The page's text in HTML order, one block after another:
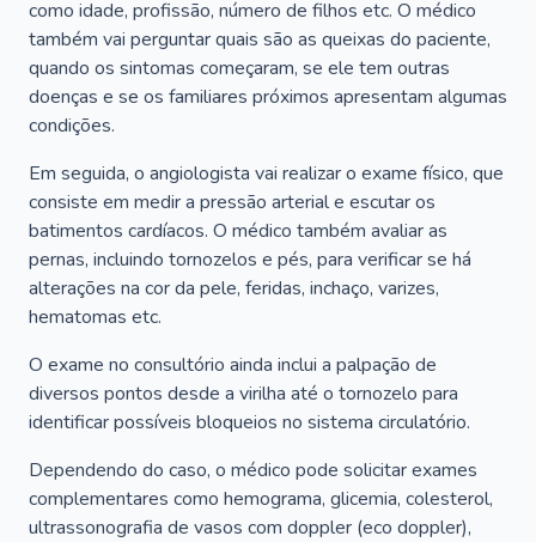
como idade, profissão, número de filhos etc. O médico
também vai perguntar quais são as queixas do paciente,
quando os sintomas começaram, se ele tem outras
doenças e se os familiares próximos apresentam algumas
condições.
Em seguida, o angiologista vai realizar o exame físico, que
consiste em medir a pressão arterial e escutar os
batimentos cardíacos. O médico também avaliar as
pernas, incluindo tornozelos e pés, para verificar se há
alterações na cor da pele, feridas, inchaço, varizes,
hematomas etc.
O exame no consultório ainda inclui a palpação de
diversos pontos desde a virilha até o tornozelo para
identificar possíveis bloqueios no sistema circulatório.
Dependendo do caso, o médico pode solicitar exames
complementares como hemograma, glicemia, colesterol,
ultrassonografia de vasos com doppler (eco doppler),